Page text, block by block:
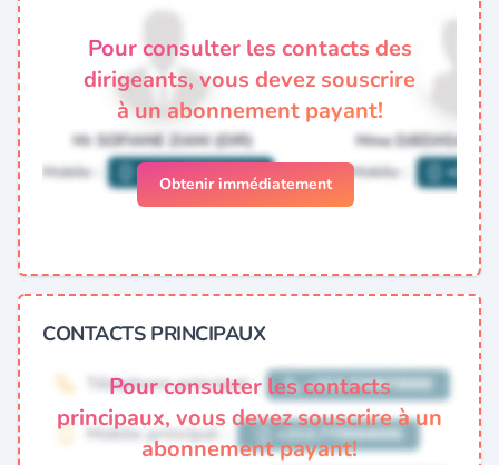
Pour consulter les contacts des
dirigeants, vous devez souscrire
à un abonnement payant!
Obtenir immédiatement
CONTACTS PRINCIPAUX
Pour consulter les contacts
principaux, vous devez souscrire à un
abonnement payant!